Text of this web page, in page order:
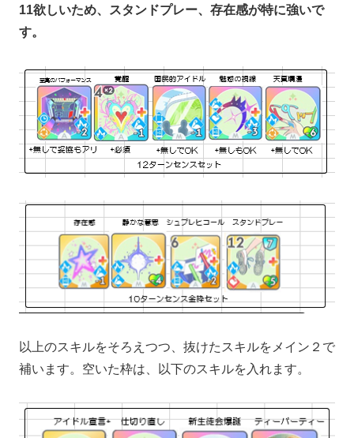
11欲しいため、スタンドプレー、存在感が特に強いで
す。
以上のスキルをそろえつつ、抜けたスキルをメイン２で
補います。空いた枠は、以下のスキルを入れます。